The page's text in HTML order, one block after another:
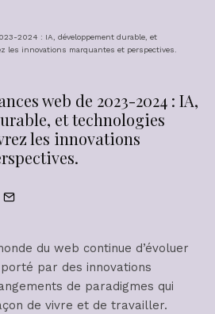
2024 : IA, développement durable, et
les innovations marquantes et perspectives.
web de 2023-2024 : IA,
et technologies
les innovations
du web continue d’évoluer
par des innovations
de paradigmes qui
de vivre et de travailler.